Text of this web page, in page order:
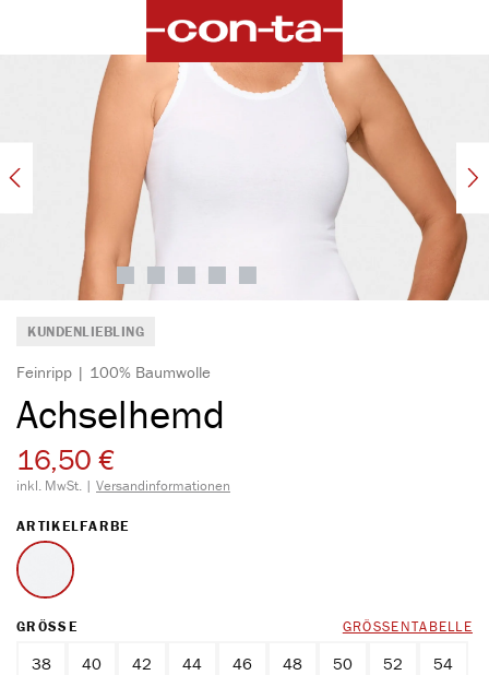
Bildergalerie überspringen
KUNDENLIEBLING
Feinripp | 100% Baumwolle
Achselhemd
16,50 €
inkl. MwSt. | Versandinformationen
ARTIKELFARBE
weiss
GRÖSSE AUSWÄHLEN GRÖSSENTABELLE
38 40 42 44 46 48 50 52 54